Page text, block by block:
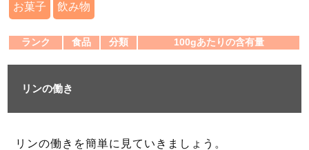
お菓子 飲み物
ランク 食品 分類 100gあたりの含有量
リンの働き
リンの働きを簡単に見ていきましょう。